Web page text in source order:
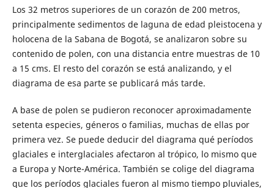
Los 32 metros superiores de un corazón de 200 metros,
principalmente sedimentos de laguna de edad pleistocena y
holocena de la Sabana de Bogotá, se analizaron sobre su
contenido de polen, con una distancia entre muestras de 10
a 15 cms. El resto del corazón se está analizando, y el
diagrama de esa parte se publicará más tarde.
A base de polen se pudieron reconocer aproximadamente
setenta especies, géneros o familias, muchas de ellas por
primera vez. Se puede deducir del diagrama qué períodos
glaciales e interglaciales afectaron al trópico, lo mismo que
a Europa y Norte-América. También se colige del diagrama
que los períodos glaciales fueron al mismo tiempo pluviales,